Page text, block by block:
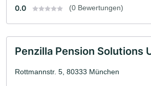
0.0 (0 Bewertungen)
Penzilla Pension Solutions
Rottmannstr. 5, 80333 München